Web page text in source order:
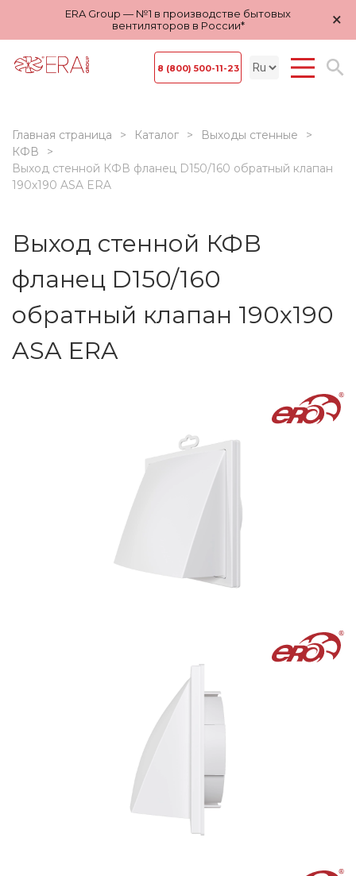
ERA Group — №1 в производстве бытовых
вентиляторов в России*
×
8 (800) 500-11-23
Главная страница Каталог
Выходы стенные
КФВ
Выход стенной КФВ фланец D150/160 обратный клапан
190х190 ASA ERA
Выход стенной КФВ
фланец D150/160
обратный клапан 190х190
ASA ERA